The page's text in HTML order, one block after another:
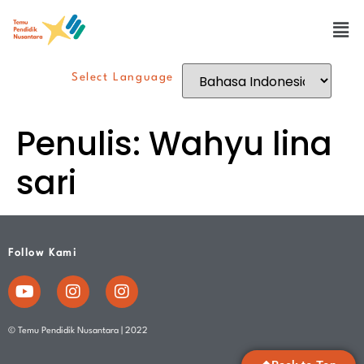
Select Language
Penulis: Wahyu lina
sari
Follow Kami
© Temu Pendidik Nusantara | 2022